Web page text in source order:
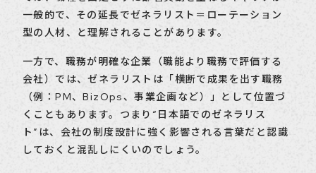
一般的で、その延長でゼネラリスト＝ローテーション
型の人材、と理解されることがあります。
一方で、職務が明確な企業（職能より職務で評価する
会社）では、ゼネラリストは「横断で成果を出す職務
（例：PM、BizOps、事業企画など）」として位置づ
くこともあります。つまり“日本語でのゼネラリス
ト”は、会社の制度設計に強く影響される言葉だと認識
しておくと混乱しにくいのでしょう。